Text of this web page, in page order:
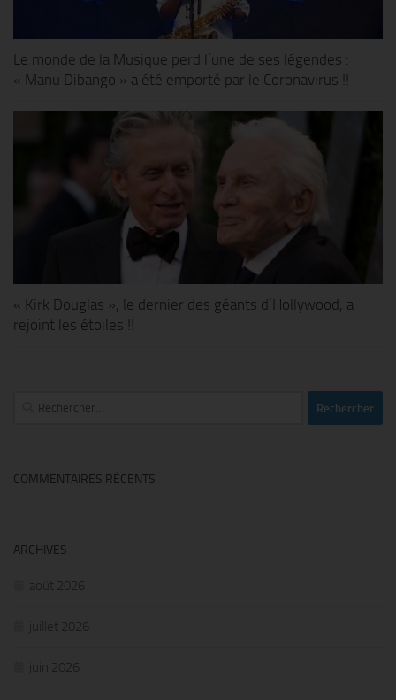
Le monde de la Musique perd l’une de ses légendes :
« Manu Dibango » a été emporté par le Coronavirus !!
« Kirk Douglas », le dernier des géants d’Hollywood, a
rejoint les étoiles !!
Rechercher :
COMMENTAIRES RÉCENTS
ARCHIVES
août 2026
juillet 2026
juin 2026